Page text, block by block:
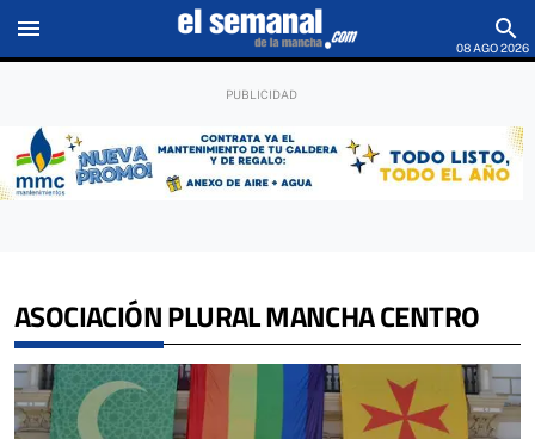
menu search
08 AGO 2026
ASOCIACIÓN PLURAL MANCHA CENTRO